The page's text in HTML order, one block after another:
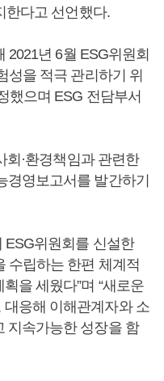
한다고 선언했다.
2021년 6월 ESG위원회
성을 적극 관리하기 위
했으며 ESG 전담부서
회·환경책임과 관련한
경영보고서를 발간하기
ESG위원회를 신설한
수립하는 한편 체계적
을 세웠다”며 “새로운
응해 이해관계자와 소
지속가능한 성장을 함